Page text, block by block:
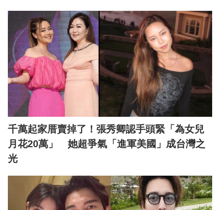
千萬起家厝賣掉了！張秀卿認手頭緊「為女兒
月花20萬」 她超爭氣「進軍美國」成台灣之
光